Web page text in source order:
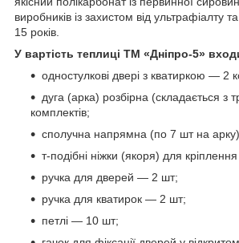
виробників із захистом від ультрафіалту
15 років.
У вартість теплиці ТМ «Дніпро-5»
одностулкові двері з кватиркою — 2
дуга (арка) розбірна (складається з
комплектів;
сполучна напрямна (по 7 шт на
т-подібні ніжки (якоря) для
ручка для дверей — 2 шт;
ручка для кватирок — 2 шт;
петлі — 10 шт;